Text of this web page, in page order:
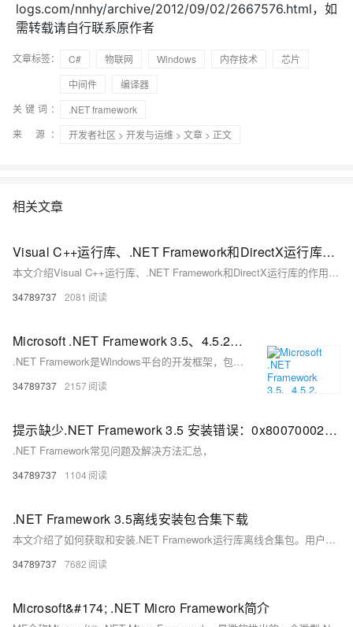
logs.com/nnhy/archive/2012/09/02/2667576.html，如
需转载请自行联系原作者
文章标签： C# 物联网 Windows 内存技术
芯片
中间件
编译器
关键词：
.NET framework
来 源：
开发者社区 > 开发与运维 > 文章 > 正文
相关文章
Visual C++运行库、.NET Framework和DirectX运行库的作用及常见问题解决方案，涵盖MSVCP140.dll丢失、0xc000007b错误等典型故障的修复方法
本文介绍Visual C++运行库、.NET Framework和DirectX运行库的作用及常见问题解决方案，涵盖MSVCP140.dll丢失、0xc000007b错误等典型故障的修复方法，提供官方下载链接与系统修复工具使用指南。
34789737 2081
Microsoft .NET Framework 3.5、4.5.2、4.8.1,适用于 Windows 版本的 .NET,Microsoft C Runtime等下载
.NET Framework是Windows平台的开发框架，包含CLR和FCL，支持多种语言开发桌面、Web应用。常用版本有3.5、4.5.2、4.8.1，系统可同时安装多个版本，确保软件兼容运行。
34789737 2157
提示缺少.NET Framework 3.5 安装错误：0x80070002、0x800F0950\0x80004002
.NET Framework常见问题及解决方法汇总，
34789737 1104
.NET Framework 3.5离线安装包合集下载
本文介绍了如何获取和安装.NET Framework运行库离线合集包。用户可通过提供的链接下载安装包，安装过程简单，按提示逐步操作即可完成。安装时可选择所需版本，工具会自动适配架构，无需手动判断，方便高效。
34789737 7682
Microsoft&#174; .NET Micro Framework简介